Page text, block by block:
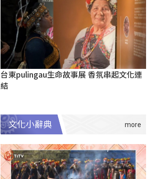
台東pulingau生命故事展 香氛串起文化連
結
文化小辭典